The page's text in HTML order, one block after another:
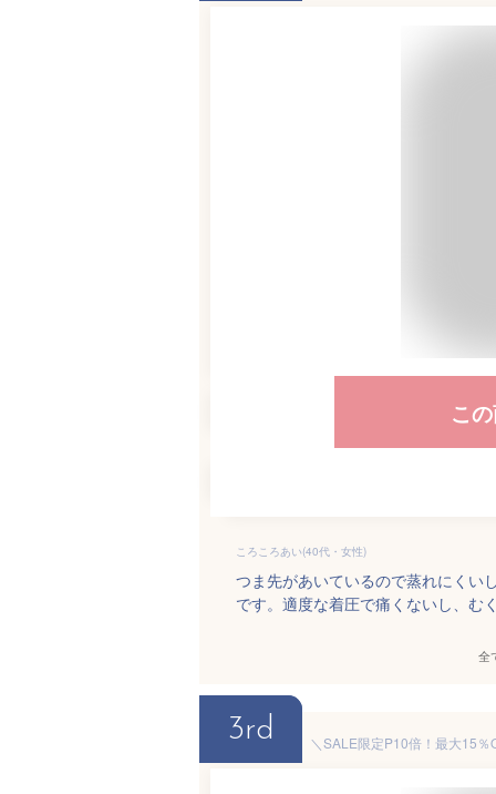
こ
ころころあい(40代・女性)
つま先があいているので蒸れにくい
です。適度な着圧で痛くないし、む
全
3rd